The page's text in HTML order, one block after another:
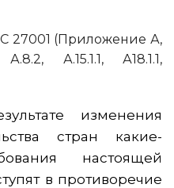
27001 (Приложение А,
А.15.1.1, А18.1.1,
изменения
стран какие-
настоящей
в противоречие